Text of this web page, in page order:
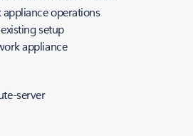
operations
setup
appliance
server